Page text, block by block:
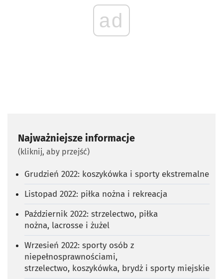
ad
Najważniejsze informacje
(kliknij, aby przejść)
Grudzień 2022: koszykówka i sporty ekstremalne
Listopad 2022: piłka nożna i rekreacja
Październik 2022: strzelectwo, piłka
nożna, lacrosse i żużel
Wrzesień 2022: sporty osób z
niepełnosprawnościami,
strzelectwo, koszykówka, brydż i sporty miejskie